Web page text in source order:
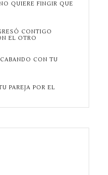
QUIERE FINGIR QUE
CONTIGO
EL OTRO
CON TU
PAREJA POR EL